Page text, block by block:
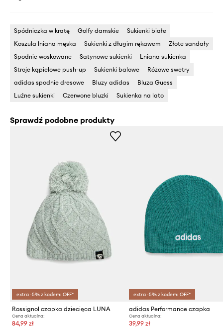
Spódniczka w kratę Golfy damskie
Sukienki białe
Koszula lniana męska
Sukienki z długim rękawem
Złote sandały
Spodnie woskowane
Satynowe sukienki
Lniana sukienka
Stroje kąpielowe push-up
Sukienki balowe
Różowe swetry
adidas spodnie dresowe
Bluzy adidas
Bluza Guess
Luźne sukienki
Czerwone bluzki Sukienka na lato
Sprawdź podobne produkty
extra -5% z kodem: OFF*
Rossignol czapka dziecięca LUNA
Cena aktualna:
84,99 zł
extra -5% z kodem: OFF*
adidas Performance czapka
Cena aktualna:
39,99 zł